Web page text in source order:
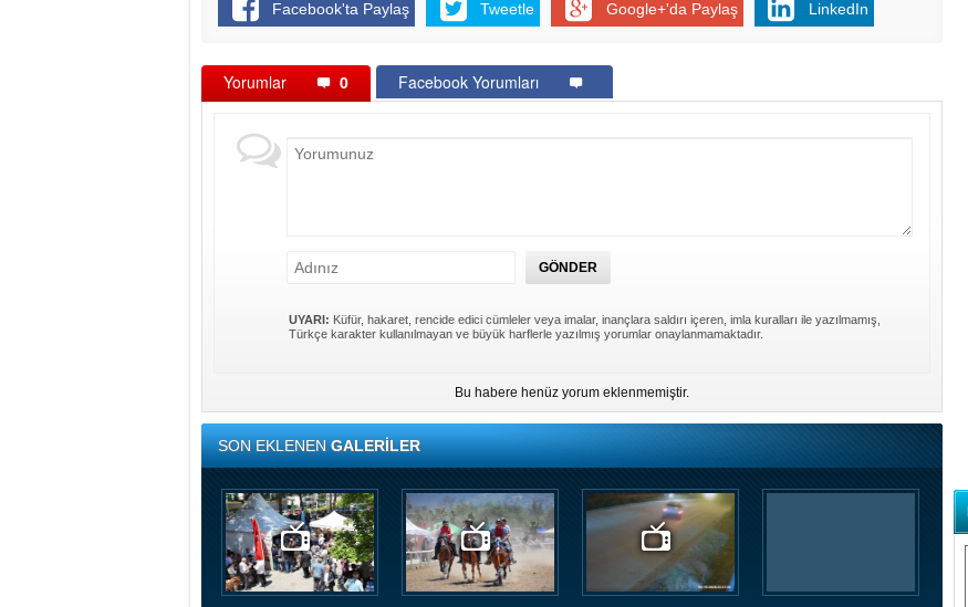
Facebook'ta Paylaş Tweetle Google+'da Paylaş LinkedIn
Yorumlar 0 Facebook Yorumları
UYARI: Küfür, hakaret, rencide edici cümleler veya imalar, inançlara saldırı içeren, imla kuralları ile yazılmamış,
Türkçe karakter kullanılmayan ve büyük harflerle yazılmış yorumlar onaylanmamaktadır.
Bu habere henüz yorum eklenmemiştir.
SON EKLENENGALERİLER